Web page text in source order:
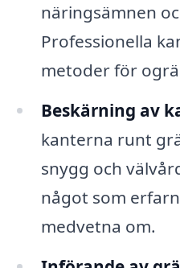
näringsämnen
Professionella
metoder för
Beskärning av
kanterna runt
snygg och
något som
medvetna om.